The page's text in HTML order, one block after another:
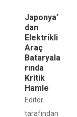
Japonya’
dan
Elektrikli
Araç
Bataryala
rında
Kritik
Hamle
Editör
tarafından